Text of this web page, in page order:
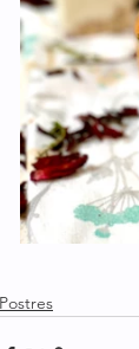
Postres